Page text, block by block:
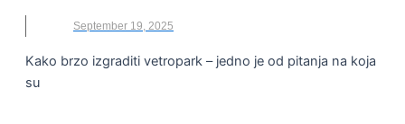
September 19, 2025
Kako brzo izgraditi vetropark – jedno je od pitanja na koja
su